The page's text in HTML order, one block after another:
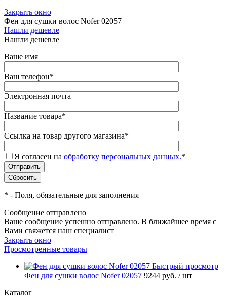
Закрыть окно
Фен для сушки волос Nofer 02057
Нашли дешевле
Нашли дешевле
Ваше имя
Ваш телефон*
Электронная почта
Название товара*
Ссылка на товар другого магазина*
Я согласен на обработку персональных данных.*
* - Поля, обязательные для заполнения
Сообщение отправлено
Ваше сообщение успешно отправлено. В ближайшее время с
Вами свяжется наш специалист
Закрыть окно
Просмотренные товары
Быстрый просмотр
Фен для сушки волос Nofer 02057 9244 руб. / шт
Каталог